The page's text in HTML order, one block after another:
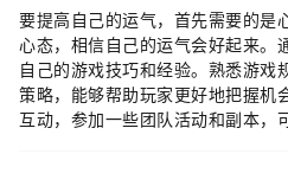
要提高自己的运气，首先需要的是
心态，相信自己的运气会好起来。
自己的游戏技巧和经验。熟悉游戏
策略，能够帮助玩家更好地把握机
互动，参加一些团队活动和副本，